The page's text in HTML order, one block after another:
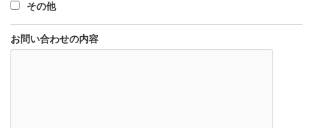
その他
お問い合わせの内容